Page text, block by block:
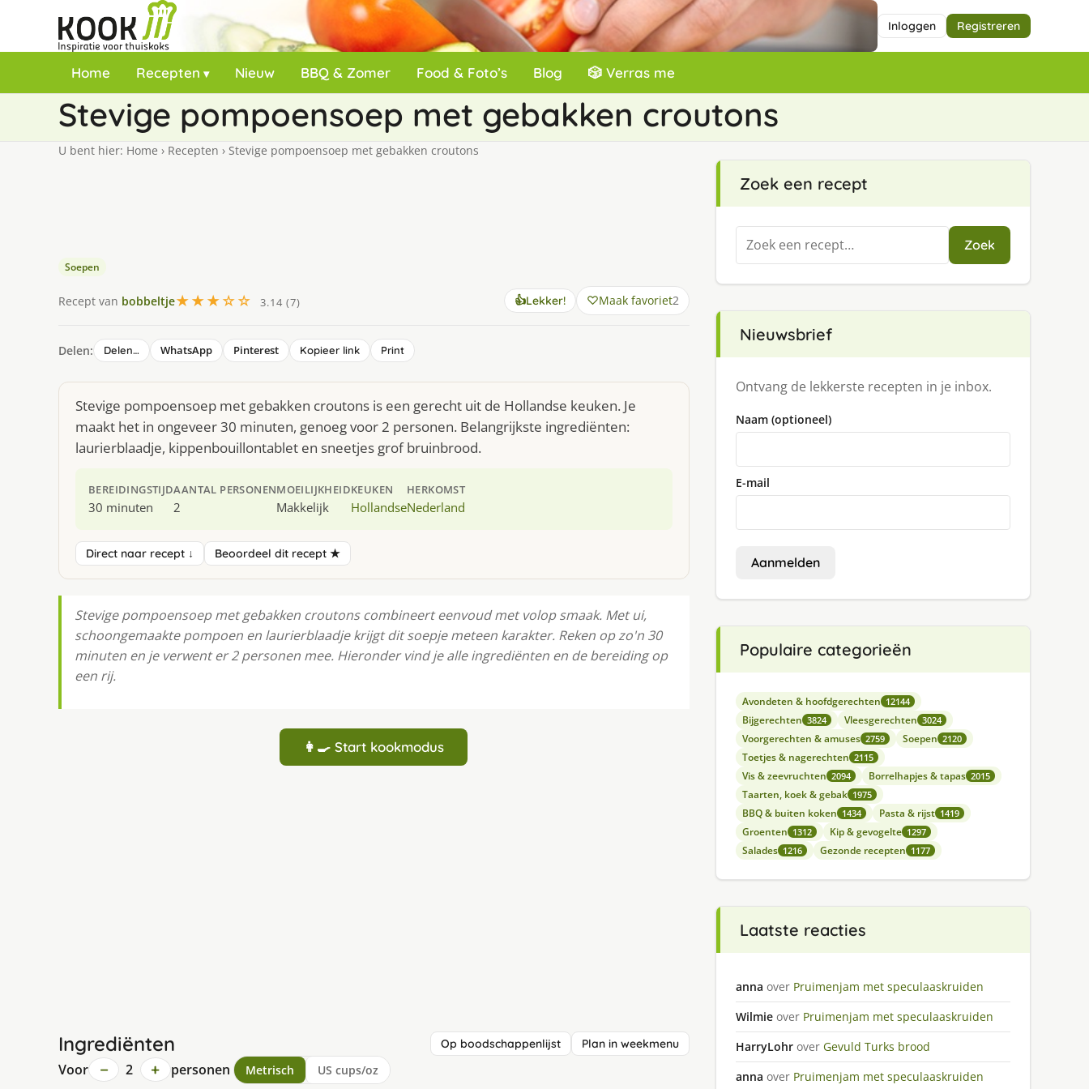
Inloggen Registreren
Home Recepten Nieuw BBQ & Zomer Food & Foto’s Blog 🎲 Verras me
Stevige pompoensoep met gebakken croutons
U bent hier: Home › Recepten › Stevige pompoensoep met gebakken croutons
Soepen
Recept van bobbeltje★★★☆☆ 3.14 (7) 👍Lekker! Maak favoriet2
Delen: Delen… WhatsApp Pinterest Kopieer link Print
Stevige pompoensoep met gebakken croutons is een gerecht uit de Hollandse keuken. Je
maakt het in ongeveer 30 minuten, genoeg voor 2 personen. Belangrijkste ingrediënten:
laurierblaadje, kippenbouillontablet en sneetjes grof bruinbrood.
BEREIDINGSTIJD
30 minuten
AANTAL PERSONEN
2
MOEILIJKHEID
Makkelijk
KEUKEN
Hollandse
HERKOMST
Nederland
Direct naar recept ↓ Beoordeel dit recept ★
Stevige pompoensoep met gebakken croutons combineert eenvoud met volop smaak. Met ui,
schoongemaakte pompoen en laurierblaadje krijgt dit soepje meteen karakter. Reken op zo'n 30
minuten en je verwent er 2 personen mee. Hieronder vind je alle ingrediënten en de bereiding op
een rij.
👩‍🍳 Start kookmodus
Ingrediënten Op boodschappenlijst Plan in weekmenu
Voor − 2 + personen Metrisch US cups/oz
Zoek een recept
Zoeken
naar:
Zoek
Nieuwsbrief
Ontvang de lekkerste recepten in je inbox.
Naam (optioneel)
E-mail
Aanmelden
Populaire categorieën
Avondeten & hoofdgerechten 12144
Bijgerechten 3824 Vleesgerechten 3024
Voorgerechten & amuses 2759 Soepen 2120
Toetjes & nagerechten 2115
Vis & zeevruchten 2094 Borrelhapjes & tapas 2015
Taarten, koek & gebak 1975
BBQ & buiten koken 1434 Pasta & rijst 1419
Groenten 1312 Kip & gevogelte 1297
Salades 1216 Gezonde recepten 1177
Laatste reacties
anna over Pruimenjam met speculaaskruiden
Wilmie over Pruimenjam met speculaaskruiden
HarryLohr over Gevuld Turks brood
anna over Pruimenjam met speculaaskruiden